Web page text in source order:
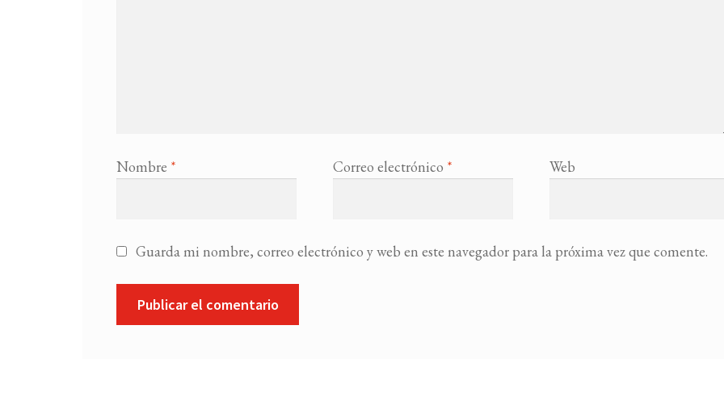
Nombre * Correo electrónico * Web
Guarda mi nombre, correo electrónico y web en este navegador para la próxima vez que comente.